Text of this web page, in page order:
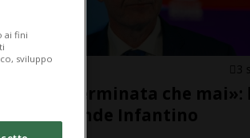
3
«Più determinata che mai»:
FIFA difende Infantino
ai fini
sviluppo